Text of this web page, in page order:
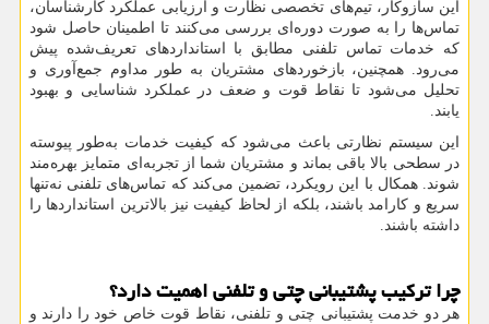
این سازوکار، تیم‌های تخصصی نظارت و ارزیابی عملکرد کارشناسان،
تماس‌ها را به صورت دوره‌ای بررسی می‌کنند تا اطمینان حاصل شود
که خدمات تماس تلفنی مطابق با استانداردهای تعریف‌شده پیش
می‌رود. همچنین، بازخوردهای مشتریان به طور مداوم جمع‌آوری و
تحلیل می‌شود تا نقاط قوت و ضعف در عملکرد شناسایی و بهبود
یابند.
این سیستم نظارتی باعث می‌شود که کیفیت خدمات به‌طور پیوسته
در سطحی بالا باقی بماند و مشتریان شما از تجربه‌ای متمایز بهره‌مند
شوند. همکال با این رویکرد، تضمین می‌کند که تماس‌های تلفنی نه‌تنها
سریع و کارامد باشند، بلکه از لحاظ کیفیت نیز بالاترین استانداردها را
داشته باشند.
چرا ترکیب پشتیبانی چتی و تلفنی اهمیت دارد؟
هر دو خدمت پشتیبانی چتی و تلفنی، نقاط قوت خاص خود را دارند و